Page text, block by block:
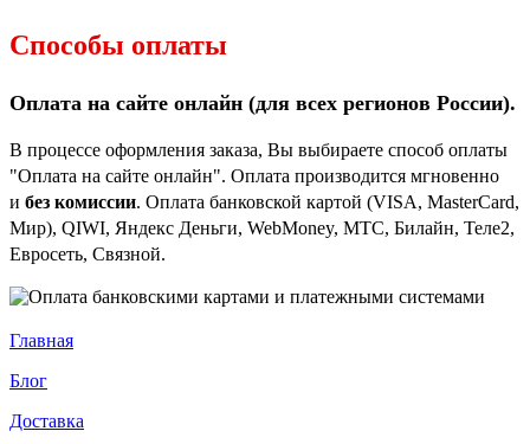
Способы оплаты
Оплата на сайте онлайн (для всех регионов России).
В процессе оформления заказа, Вы выбираете способ оплаты
"Оплата на сайте онлайн". Оплата производится мгновенно
и без комиссии. Оплата банковской картой (VISA, MasterCard,
Мир), QIWI, Яндекс Деньги, WebMoney, МТС, Билайн, Теле2,
Евросеть, Связной.
Главная
Блог
Доставка